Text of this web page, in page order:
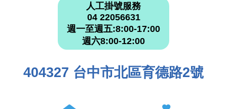
人工掛號服務
04 22056631
週一至週五:8:00-17:00
週六8:00-12:00
404327 台中市北區育德路2號